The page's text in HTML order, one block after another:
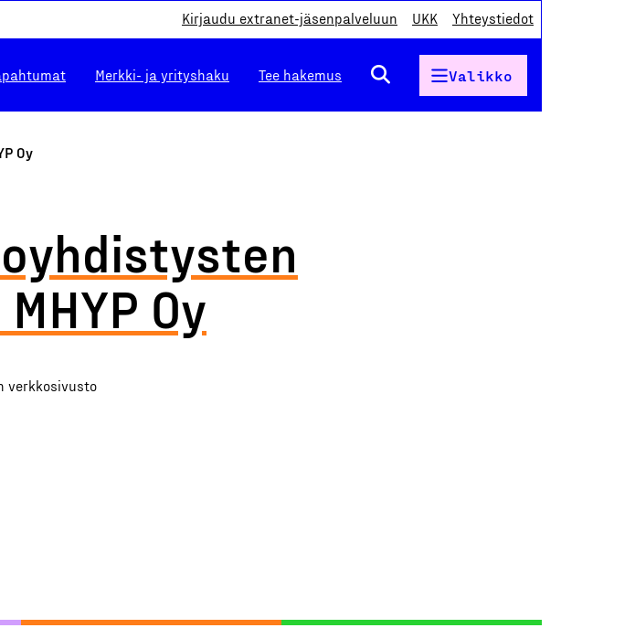
Kirjaudu extranet-jäsenpalveluun UKK Yhteystiedot
Merkki- ja yrityshaku Tee hakemus Valikko
Oy
Oy
verkkosivusto